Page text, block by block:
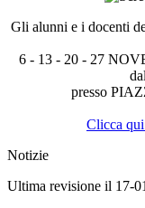
Gli alunni e i docenti
6 - 13 - 20 - 27
presso
Clicca
Notizie
Ultima revisione il 17-